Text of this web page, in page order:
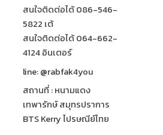
สนใจติดต่อได้ 086-546-
5822 เต้
สนใจติดต่อได้ 064-662-
4124 อินเตอร์
line: @rabfak4you
สถานที่ : หนามแดง
เทพารักษ์ สมุทรปราการ
BTS Kerry ไปรษณีย์ไทย